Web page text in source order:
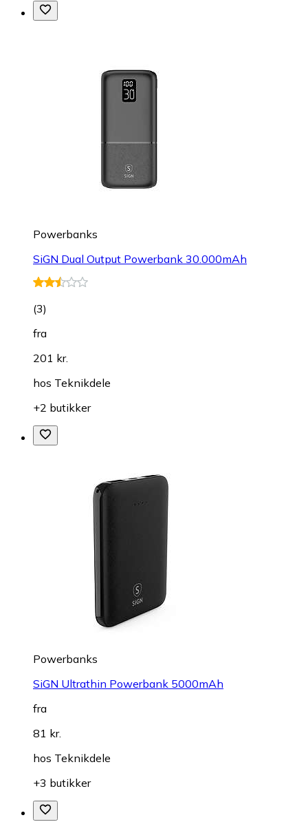
Powerbanks
SiGN Dual Output Powerbank 30.000mAh
(3)
fra
201 kr.
hos Teknikdele
+2 butikker
Powerbanks
SiGN Ultrathin Powerbank 5000mAh
fra
81 kr.
hos Teknikdele
+3 butikker